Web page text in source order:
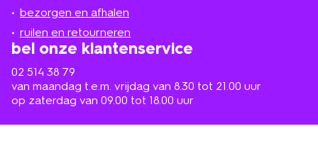
bezorgen en afhalen
ruilen en retourneren
bel onze klantenservice
02 514 38 79
van maandag t.e.m. vrijdag van 8.30 tot 21.00 uur
op zaterdag van 09.00 tot 18.00 uur
de
buurt